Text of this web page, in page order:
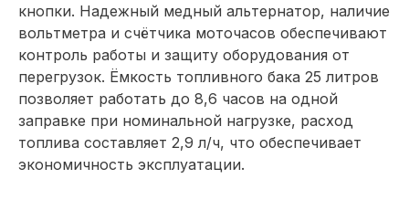
кнопки. Надежный медный альтернатор, наличие
вольтметра и счётчика моточасов обеспечивают
контроль работы и защиту оборудования от
перегрузок. Ёмкость топливного бака 25 литров
позволяет работать до 8,6 часов на одной
заправке при номинальной нагрузке, расход
топлива составляет 2,9 л/ч, что обеспечивает
экономичность эксплуатации.